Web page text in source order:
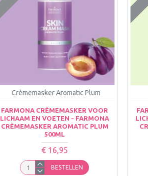
Crèmemasker Aromatic Plum
FARMONA CRÈMEMASKER VOOR
LICHAAM EN VOETEN - FARMONA
CRÈMEMASKER AROMATIC PLUM
500ML
€ 16,95
BESTELLEN